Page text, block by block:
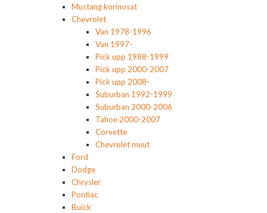
Mustang korinosat
Chevrolet
Van 1978-1996
Van 1997-
Pick upp 1988-1999
Pick upp 2000-2007
Pick upp 2008-
Suburban 1992-1999
Suburban 2000-2006
Tahoe 2000-2007
Corvette
Chevrolet muut
Ford
Dodge
Chrysler
Pontiac
Buick